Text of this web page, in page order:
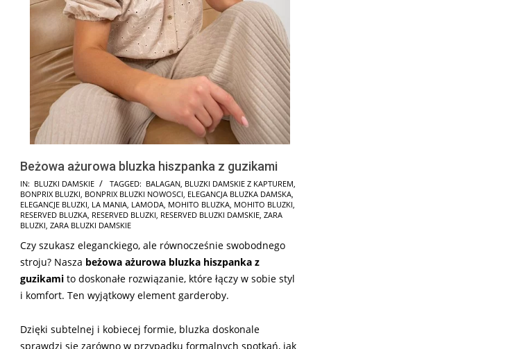
Beżowa ażurowa bluzka hiszpanka z guzikami
2025-
01-
21
IN: BLUZKI DAMSKIE TAGGED: BALAGAN, BLUZKI DAMSKIE Z KAPTUREM,
BONPRIX BLUZKI, BONPRIX BLUZKI NOWOSCI, ELEGANCJA BLUZKA DAMSKA,
ELEGANCJE BLUZKI, LA MANIA, LAMODA, MOHITO BLUZKA, MOHITO BLUZKI,
RESERVED BLUZKA, RESERVED BLUZKI, RESERVED BLUZKI DAMSKIE, ZARA
BLUZKI, ZARA BLUZKI DAMSKIE
Czy szukasz eleganckiego, ale równocześnie swobodnego
stroju? Nasza beżowa ażurowa bluzka hiszpanka z
guzikami to doskonałe rozwiązanie, które łączy w sobie styl
i komfort. Ten wyjątkowy element garderoby.
Dzięki subtelnej i kobiecej formie, bluzka doskonale
sprawdzi się zarówno w przypadku formalnych spotkań, jak